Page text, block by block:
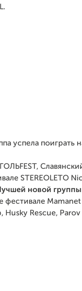
.
успела поиграть
STEREOLETO
новой
фестивале
Husky Rescue, Parov